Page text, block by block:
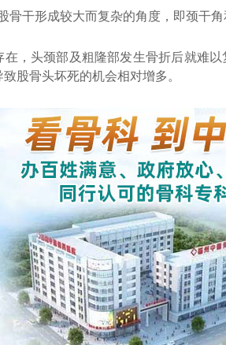
骨干形成较大而复杂的角度，即颈干角
在，头颈部及粗隆部发生骨折后就难
股骨头坏死的机会相对增多。